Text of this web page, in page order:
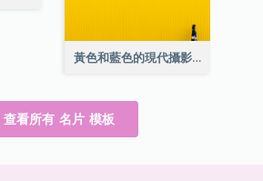
黃色和藍色的現代攝影師名片
查看所有 名片 模板